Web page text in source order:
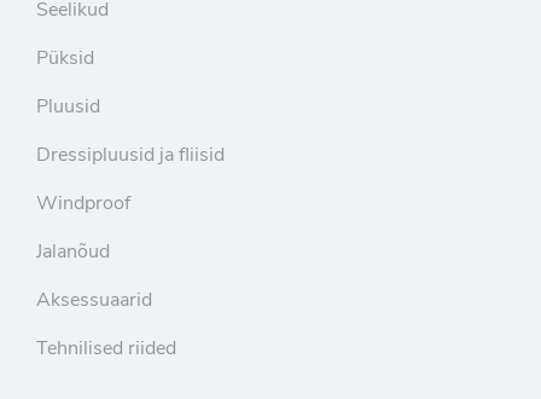
Seelikud
Püksid
Pluusid
Dressipluusid ja fliisid
Windproof
Jalanõud
Aksessuaarid
Tehnilised riided